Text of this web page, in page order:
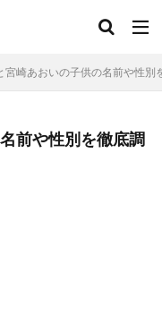
宮崎あおいの子供の名前や性別
前や性別を徹底調